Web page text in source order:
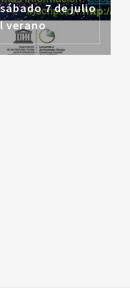
7 de julio
verano